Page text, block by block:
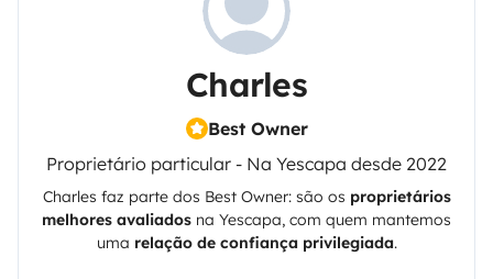
Charles
Best Owner
Proprietário particular - Na Yescapa desde 2022
Charles faz parte dos Best Owner: são os proprietários
melhores avaliados na Yescapa, com quem mantemos
uma relação de confiança privilegiada.